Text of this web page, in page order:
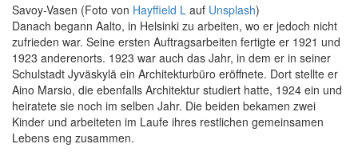
Savoy-Vasen (Foto von Hayffield L auf Unsplash)
Danach begann Aalto, in Helsinki zu arbeiten, wo er jedoch nicht
zufrieden war. Seine ersten Auftragsarbeiten fertigte er 1921 und
1923 anderenorts. 1923 war auch das Jahr, in dem er in seiner
Schulstadt Jyväskylä ein Architekturbüro eröffnete. Dort stellte er
Aino Marsio, die ebenfalls Architektur studiert hatte, 1924 ein und
heiratete sie noch im selben Jahr. Die beiden bekamen zwei
Kinder und arbeiteten im Laufe ihres restlichen gemeinsamen
Lebens eng zusammen.